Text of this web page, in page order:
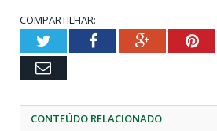
COMPARTILHAR:
TwitterFacebookGoogle+
Email
CONTEÚDO RELACIONADO